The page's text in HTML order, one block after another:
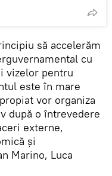
să accelerăm
cu
vizelor pentru
este în mare
vor organiza
după o întrevedere
externe,
și
Marino, Luca